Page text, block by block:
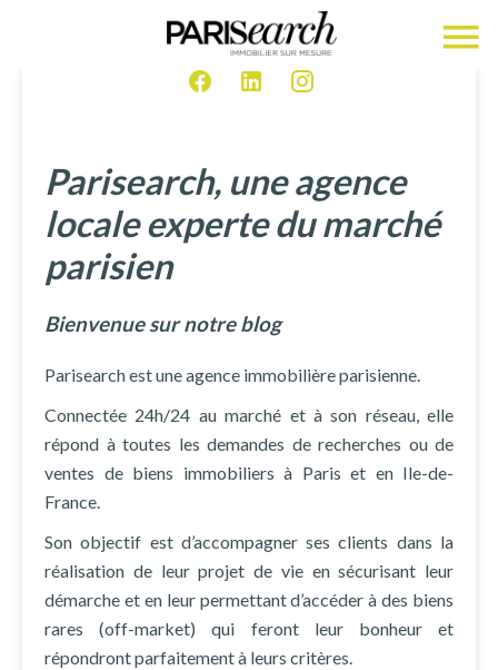
Parisearch, une agence
locale experte du marché
parisien
Bienvenue sur notre blog
Parisearch est une agence immobilière parisienne.
Connectée 24h/24 au marché et à son réseau, elle
répond à toutes les demandes de recherches ou de
ventes de biens immobiliers à Paris et en Ile-de-
France.
Son objectif est d’accompagner ses clients dans la
réalisation de leur projet de vie en sécurisant leur
démarche et en leur permettant d’accéder à des biens
rares (off-market) qui feront leur bonheur et
répondront parfaitement à leurs critères.